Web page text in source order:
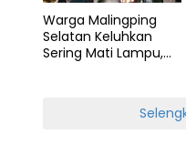
Warga Malingping
Selatan Keluhkan
Sering Mati Lampu,